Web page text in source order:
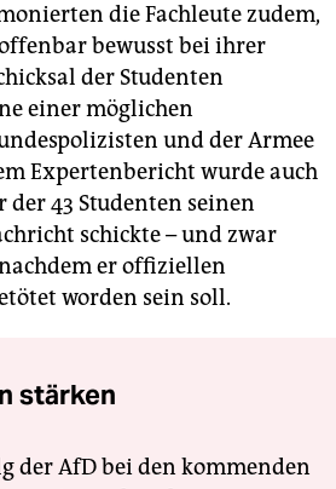
die Fachleute zudem,
bewusst bei ihrer
der Studenten
einer möglichen
und der Armee
Expertenbericht wurde auch
der 43 Studenten seinen
schickte – und zwar
er offiziellen
worden sein soll.
stärken
der AfD bei den kommenden